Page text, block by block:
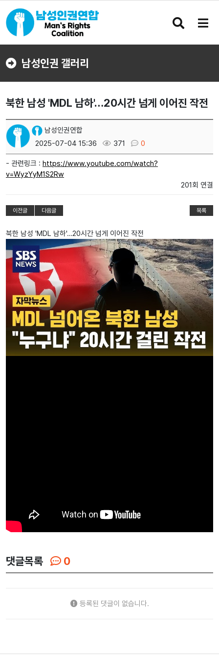
검
버
메
버
남성인권 갤러리
북한 남성 'MDL 남하'…20시간 넘게 이어진 작전
남성인권연합
2025-07-04 15:36
371 0
- 관련링크 : https://www.youtube.com/watch?
v=WyzYyM1S2Rw
201회 연결
이전글 다음글 목록
북한 남성 'MDL 남하'…20시간 넘게 이어진 작전
댓글목록 0
등록된 댓글이 없습니다.